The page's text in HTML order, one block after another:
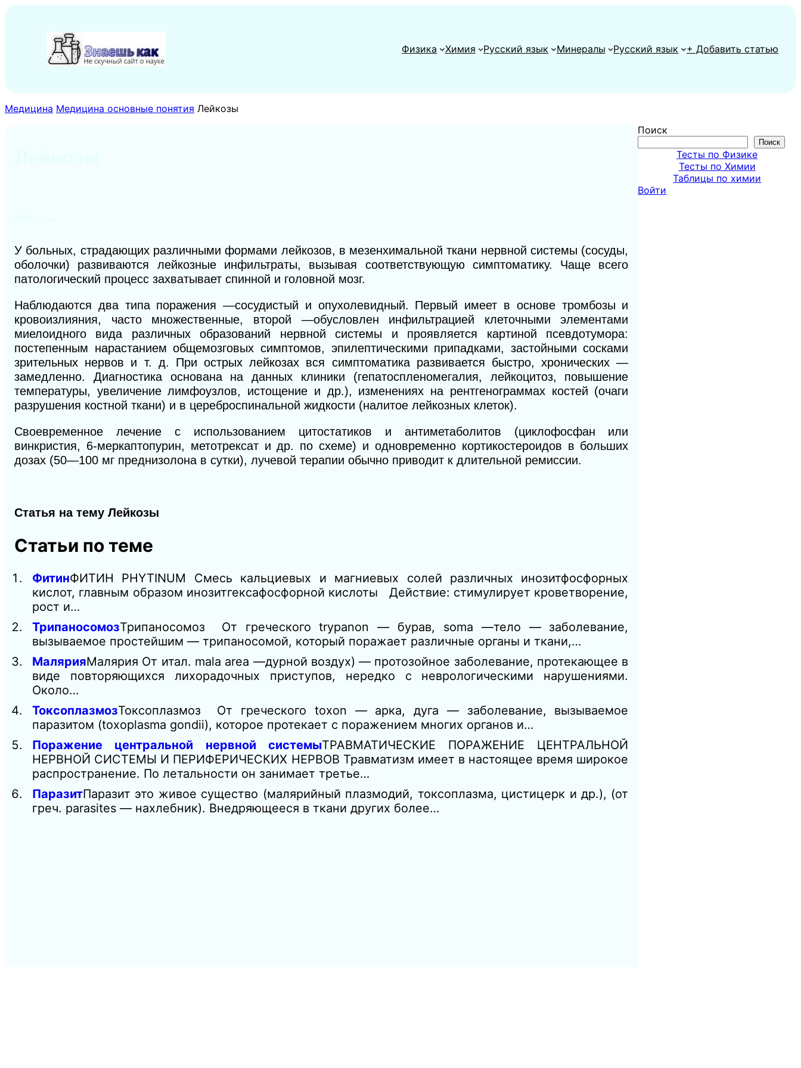
содержимому
Физика
Химия Русский язык Минералы Русский язык + Добавить статью
Медицина Медицина основные понятия Лейкозы
У больных, страдающих различными формами лейкозов, в мезенхимальной ткани нервной системы (сосуды,
оболочки) развиваются лейкозные инфильтраты, вызывая соответствующую симптоматику. Чаще всего
патологический процесс захватывает спинной и головной мозг.
Наблюдаются два типа поражения —сосудистый и опухолевидный. Первый имеет в основе тромбозы и
кровоизлияния, часто множественные, второй —обусловлен инфильтрацией клеточными элементами
миелоидного вида различных образований нервной системы и проявляется картиной псевдотумора:
постепенным нарастанием общемозговых симптомов, эпилептическими припадками, застойными сосками
зрительных нервов и т. д. При острых лейкозах вся симптоматика развивается быстро, хронических —
замедленно. Диагностика основана на данных клиники (гепатоспленомегалия, лейкоцитоз, повышение
температуры, увеличение лимфоузлов, истощение и др.), изменениях на рентгенограммах костей (очаги
разрушения костной ткани) и в цереброспинальной жидкости (налитое лейкозных клеток).
Своевременное лечение с использованием цитостатиков и антиметаболитов (циклофосфан или
винкристия, 6-меркаптопурин, метотрексат идр. по схеме) и одновременно кортикостероидов в больших
дозах (50—100 мг преднизолона в сутки), лучевой терапии обычно приводит к длительной ремиссии.
Статья на тему Лейкозы
Статьи по теме
ФитинФИТИН PHYTINUM Смесь кальциевых и магниевых солей различных инозитфосфорных
кислот, главным образом инозитгексафосфорной кислоты Действие: стимулирует кроветворение,
рост и…
ТрипаносомозТрипаносомоз От греческого trypanon — бурав, soma —тело — заболевание,
вызываемое простейшим — трипаносомой, который поражает различные органы и ткани,…
МалярияМалярия От итал. mala area —дурной воздух) — протозойное заболевание, протекающее в
виде повторяющихся лихорадочных приступов, нередко с неврологическими нарушениями.
Около…
ТоксоплазмозТоксоплазмоз От греческого toxon — арка, дуга — заболевание, вызываемое
паразитом (toxoplasma gondii), которое протекает с поражением многих органов и…
Поражение центральной нервной системыТРАВМАТИЧЕСКИЕ ПОРАЖЕНИЕ ЦЕНТРАЛЬНОЙ
НЕРВНОЙ СИСТЕМЫ И ПЕРИФЕРИЧЕСКИХ НЕРВОВ Травматизм имеет в настоящее время широкое
распространение. По летальности он занимает третье…
ПаразитПаразит это живое существо (малярийный плазмодий, токсоплазма, цистицерк и др.), (от
греч. parasites — нахлебник). Внедряющееся в ткани других более…
Поиск
Поиск
Тесты по Физике
Тесты по Химии
Таблицы по химии
Войти